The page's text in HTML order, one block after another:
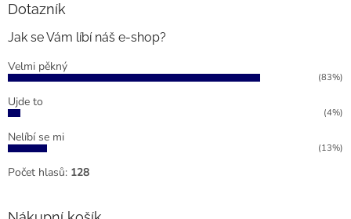
Dotazník
Jak se Vám líbí náš e-shop?
Velmi pěkný
(83%)
Ujde to
(4%)
Nelíbí se mi
(13%)
Počet hlasů: 128